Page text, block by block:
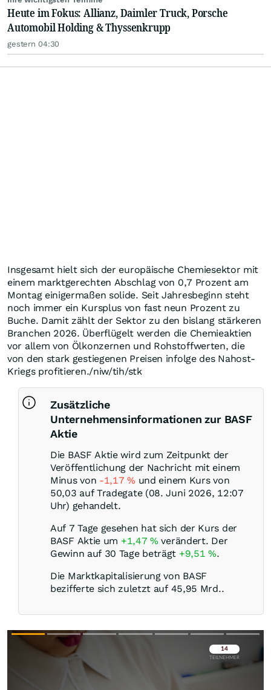
Heute im Fokus: Allianz, Daimler Truck, Porsche
Automobil Holding & Thyssenkrupp
gestern 04:30
Insgesamt hielt sich der europäische Chemiesektor mit
einem marktgerechten Abschlag von 0,7 Prozent am
Montag einigermaßen solide. Seit Jahresbeginn steht
noch immer ein Kursplus von fast neun Prozent zu
Buche. Damit zählt der Sektor zu den bislang stärkeren
Branchen 2026. Überflügelt werden die Chemieaktien
vor allem von Ölkonzernen und Rohstoffwerten, die
von den stark gestiegenen Preisen infolge des Nahost-
Kriegs profitieren./niw/tih/stk
Zusätzliche
Unternehmensinformationen zur BASF
Aktie
Die BASF Aktie wird zum Zeitpunkt der
Veröffentlichung der Nachricht mit einem
Minus von -1,17% und einem Kurs von
50,03 auf Tradegate (08. Juni 2026, 12:07
Uhr) gehandelt.
Auf 7 Tage gesehen hat sich der Kurs der
BASF Aktie um +1,47% verändert. Der
Gewinn auf 30 Tage beträgt +9,51%.
Die Marktkapitalisierung von BASF
bezifferte sich zuletzt auf 45,95 Mrd..
Überspringen